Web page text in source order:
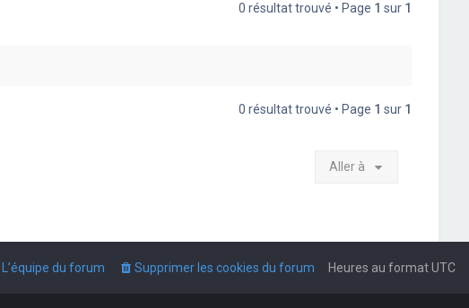
0 résultat trouvé • Page 1 sur 1
0 résultat trouvé • Page 1 sur 1
Aller à
Heures au formatUTC
Supprimer les cookies du forum
L’équipe du forum